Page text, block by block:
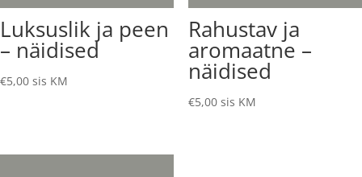
Luksuslik ja peen
– näidised
€5,00 sis KM
Rahustav ja
aromaatne –
näidised
€5,00 sis KM